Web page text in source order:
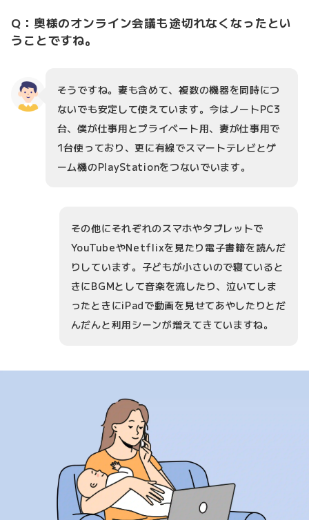
Q：奥様のオンライン会議も途切れなくなったとい
うことですね。
そうですね。妻も含めて、複数の機器を同時につ
ないでも安定して使えています。今はノートPC3
台、僕が仕事用とプライベート用、妻が仕事用で
1台使っており、更に有線でスマートテレビとゲ
ーム機のPlayStationをつないでいます。
その他にそれぞれのスマホやタブレットで
YouTubeやNetflixを見たり電子書籍を読んだ
りしています。子どもが小さいので寝ていると
きにBGMとして音楽を流したり、泣いてしま
ったときにiPadで動画を見せてあやしたりとだ
んだんと利用シーンが増えてきていますね。